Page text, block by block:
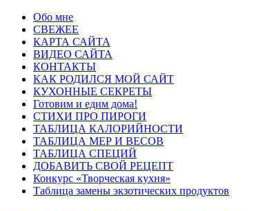
Обо мне
СВЕЖЕЕ
КАРТА САЙТА
ВИДЕО САЙТА
КОНТАКТЫ
КАК РОДИЛСЯ МОЙ САЙТ
КУХОННЫЕ СЕКРЕТЫ
Готовим и едим дома!
СТИХИ ПРО ПИРОГИ
ТАБЛИЦА КАЛОРИЙНОСТИ
ТАБЛИЦА МЕР И ВЕСОВ
ТАБЛИЦА СПЕЦИЙ
ДОБАВИТЬ СВОЙ РЕЦЕПТ
Конкурс «Творческая кухня»
Таблица замены экзотических продуктов